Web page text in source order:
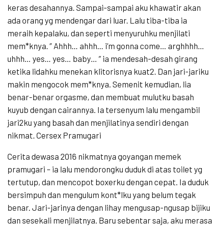
keras desahannya. Sampai-sampai aku khawatir akan
ada orang yg mendengar dari luar. Lalu tiba-tiba ia
meraih kepalaku, dan seperti menyuruhku menjilati
mem*knya. ” Ahhh… ahhh… i’m gonna come… arghhhh…
uhhh… yes… yes… baby… ” ia mendesah-desah girang
ketika lidahku menekan klitorisnya kuat2. Dan jari-jariku
makin mengocok mem*knya. Semenit kemudian, lia
benar-benar orgasme, dan membuat mulutku basah
kuyub dengan cairannya. Ia tersenyum lalu mengambil
jari2ku yang basah dan menjilatinya sendiri dengan
nikmat. Cersex Pramugari
Cerita dewasa 2016 nikmatnya goyangan memek
pramugari – ia lalu mendorongku duduk di atas toilet yg
tertutup, dan mencopot boxerku dengan cepat. Ia duduk
bersimpuh dan mengulum kont*lku yang belum tegak
benar. Jari-jarinya dengan lihay mengusap-ngusap bijiku
dan sesekali menjilatnya. Baru sebentar saja, aku merasa